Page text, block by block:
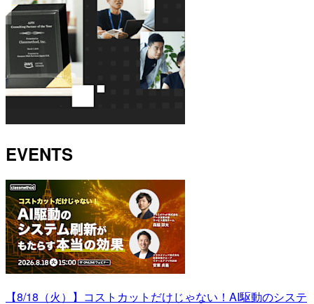
EVENTS
【8/18（火）】コストカットだけじゃない！AI駆動のシステ